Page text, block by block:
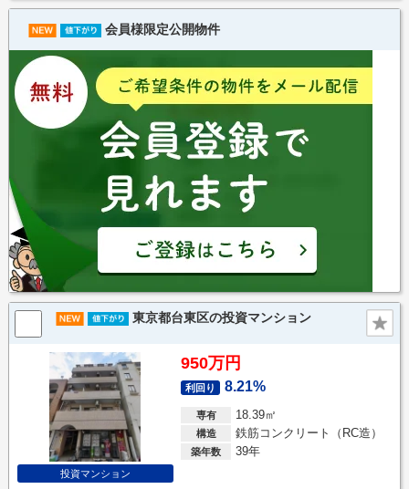
会員様限定公開物件
東京都台東区の投資マンション
投資マンション
950万円
利回り 8.21%
専有 18.39㎡
構造 鉄筋コンクリート（RC造）
築年数 39年